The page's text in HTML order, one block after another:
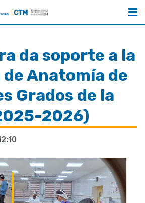
da soporte a la
Anatomía de
Grados de la
2026)